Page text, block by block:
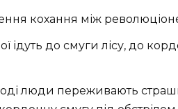
кохання між
ідуть до смуги лісу, до
люди переживають